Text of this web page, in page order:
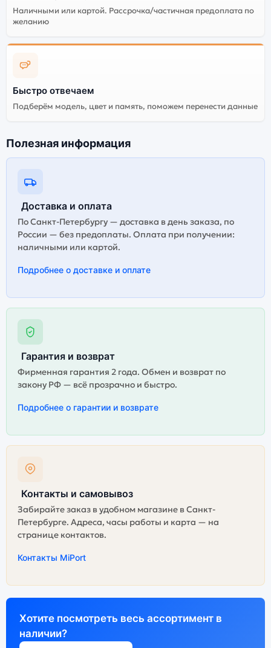
Наличными или картой. Рассрочка/частичная предоплата по
желанию
Быстро отвечаем
Подберём модель, цвет и память, поможем перенести данные
Полезная информация
Доставка и оплата
По Санкт-Петербургу — доставка в день заказа, по
России — без предоплаты. Оплата при получении:
наличными или картой.
Подробнее о доставке и оплате
Гарантия и возврат
Фирменная гарантия 2 года. Обмен и возврат по
закону РФ — всё прозрачно и быстро.
Подробнее о гарантии и возврате
Контакты и самовывоз
Забирайте заказ в удобном магазине в Санкт-
Петербурге. Адреса, часы работы и карта — на
странице контактов.
Контакты MiPort
Хотите посмотреть весь ассортимент в
наличии?